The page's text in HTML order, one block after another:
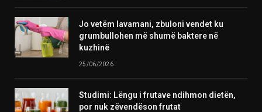
Jo vetëm lavamani, zbuloni vendet ku
grumbullohen më shumë baktere në
kuzhinë
25/06/2026
Studimi: Lëngu i frutave ndihmon dietën,
por nuk zëvendëson frutat